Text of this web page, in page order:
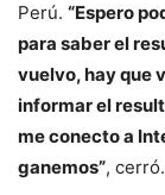
Perú. “Espero
para saber el
vuelvo, hay que
informar el
me conecto a
ganemos”, cerró.